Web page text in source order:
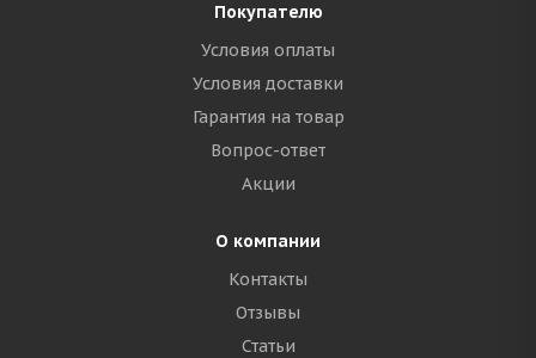
Покупателю
Условия оплаты
Условия доставки
Гарантия на товар
Вопрос-ответ
Акции
О компании
Контакты
Отзывы
Статьи